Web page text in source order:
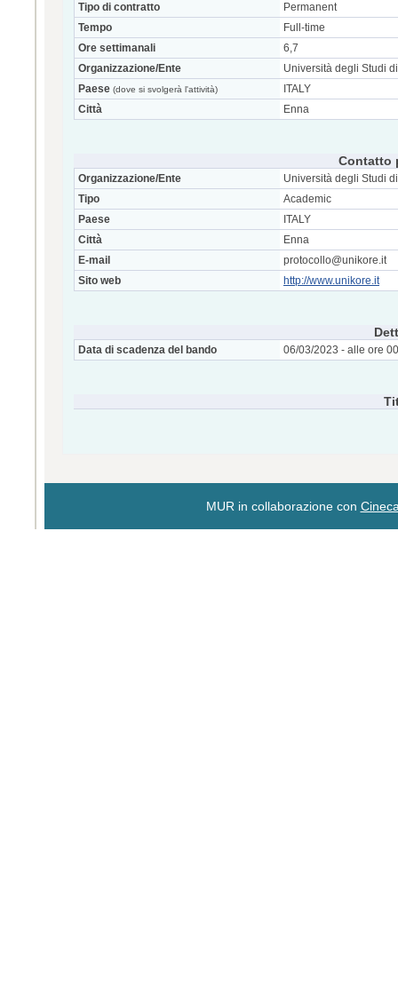
Tipo di contratto
Permanent
Tempo
Full-time
Ore settimanali
6,7
Organizzazione/Ente
Università degli Studi
Paese (dove si svolgerà l'attività)
ITALY
Città
Enna
Contatto
Organizzazione/Ente
Università degli Studi
Tipo
Academic
Paese
ITALY
Città
Enna
E-mail
protocollo@unikore.it
Sito web
http://www.unikore.it
Data di scadenza del bando 06/03/2023 - alle ore
MUR in collaborazione con